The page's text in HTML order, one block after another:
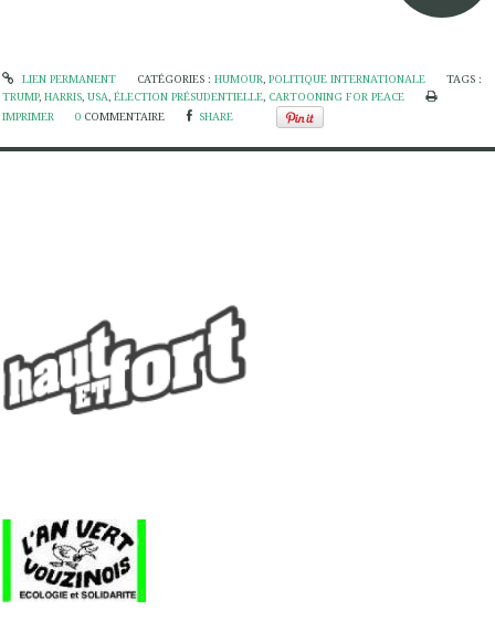
LIEN PERMANENT CATÉGORIES : HUMOUR, POLITIQUE INTERNATIONALE
TAGS :
TRUMP, HARRIS, USA, ÉLECTION PRÉSUDENTIELLE, CARTOONING FOR PEACE
IMPRIMER
0 COMMENTAIRE SHARE